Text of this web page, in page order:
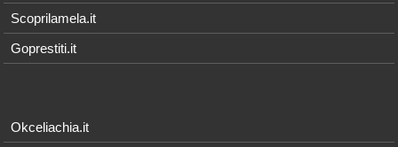
Scoprilamela.it
Goprestiti.it
Okceliachia.it